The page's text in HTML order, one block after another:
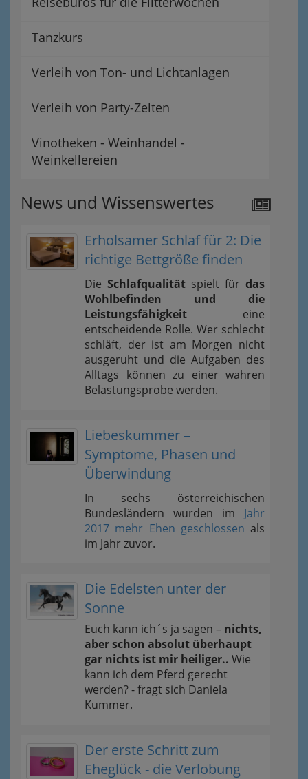
Tanzkurs
Verleih von Ton- und Lichtanlagen
Verleih von Party-Zelten
Vinotheken - Weinhandel -
Weinkellereien
News und Wissenswertes
Erholsamer Schlaf für 2: Die
richtige Bettgröße finden
Die Schlafqualität spielt für das
Wohlbefinden und die
Leistungsfähigkeit eine
entscheidende Rolle. Wer schlecht
schläft, der ist am Morgen nicht
ausgeruht und die Aufgaben des
Alltags können zu einer wahren
Belastungsprobe werden.
Liebeskummer –
Symptome, Phasen und
Überwindung
In sechs österreichischen
Bundesländern wurden im Jahr
2017 mehr Ehen geschlossen als
im Jahr zuvor.
Die Edelsten unter der
Sonne
Euch kann ich´s ja sagen – nichts,
aber schon absolut überhaupt
gar nichts ist mir heiliger.. Wie
kann ich dem Pferd gerecht
werden? - fragt sich Daniela
Kummer.
Der erste Schritt zum
Eheglück - die Verlobung